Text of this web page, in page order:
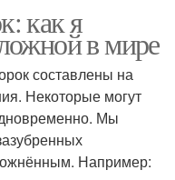
как я
в мире
составлены на
Некоторые могут
Мы
Например: